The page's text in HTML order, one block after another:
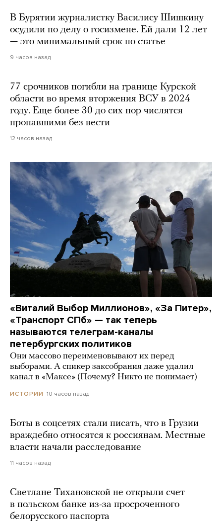
В Бурятии журналистку Василису Шишкину
осудили по делу о госизмене. Ей дали 12 лет
— это минимальный срок по статье
9 часов назад
77 срочников погибли на границе Курской
области во время вторжения ВСУ в 2024
году. Еще более 30 до сих пор числятся
пропавшими без вести
12 часов назад
«Виталий Выбор Миллионов», «За Питер»,
«Транспорт СПб» — так теперь
называются телеграм-каналы
петербургских политиков
Они массово переименовывают их перед
выборами. А спикер заксобрания даже удалил
канал в «Максе» (Почему? Никто не понимает)
ИСТОРИИ 10 часов назад
Боты в соцсетях стали писать, что в Грузии
враждебно относятся к россиянам. Местные
власти начали расследование
11 часов назад
Светлане Тихановской не открыли счет
в польском банке из-за просроченного
белорусского паспорта